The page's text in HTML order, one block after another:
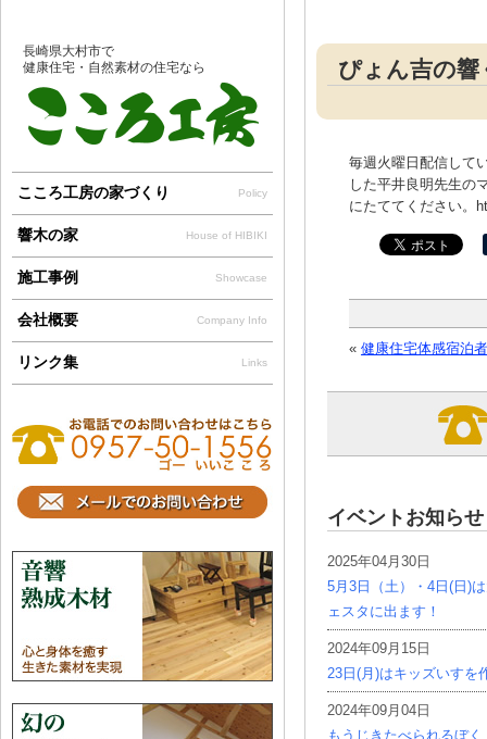
ぴょん吉の
毎週火曜日配信して
した平井良明先生の
にたててください。
« 健康住宅体感宿泊
イベントお知らせ
2025年04月30日
5月3日（土）・4日(日)
ェスタに出ます！
2024年09月15日
23日(月)はキッズいすを
2024年09月04日
もうじきたべられるぼく
長崎県大村市で
健康住宅・自然素材の住宅なら
こころ工房の家づくり Policy
響木の家 House of HIBIKI
施工事例 Showcase
会社概要 Company Info
リンク集 Links